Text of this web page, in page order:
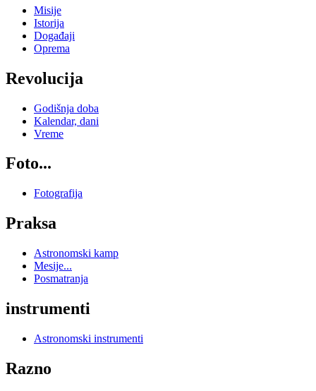
Misije
Istorija
Događaji
Oprema
Revolucija
Godišnja doba
Kalendar, dani
Vreme
Foto...
Fotografija
Praksa
Astronomski kamp
Mesije...
Posmatranja
instrumenti
Astronomski instrumenti
Razno